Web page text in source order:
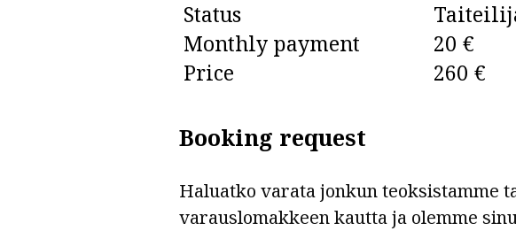
Status
Monthly payment
20 €
Price
260 €
Booking request
Haluatko varata jonkun teoksistamme
varauslomakkeen kautta ja olemme